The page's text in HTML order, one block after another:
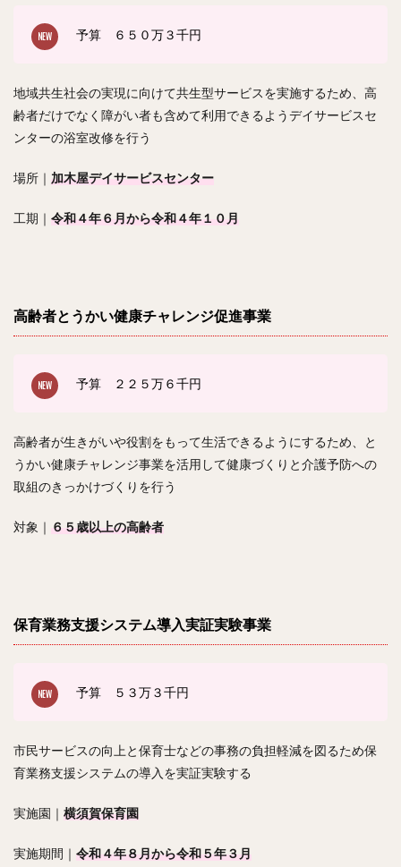
予算 ６５０万３千円
地域共生社会の実現に向けて共生型サービスを実施するため、高
齢者だけでなく障がい者も含めて利用できるようデイサービスセ
ンターの浴室改修を行う
場所｜ 加木屋デイサービスセンター
工期｜ 令和４年６月から令和４年１０月
高齢者とうかい健康チャレンジ促進事業
予算 ２２５万６千円
高齢者が生きがいや役割をもって生活できるようにするため、と
うかい健康チャレンジ事業を活用して健康づくりと介護予防への
取組のきっかけづくりを行う
対象｜ ６５歳以上の高齢者
保育業務支援システム導入実証実験事業
予算 ５３万３千円
市民サービスの向上と保育士などの事務の負担軽減を図るため保
育業務支援システムの導入を実証実験する
実施園｜ 横須賀保育園
実施期間｜ 令和４年８月から令和５年３月